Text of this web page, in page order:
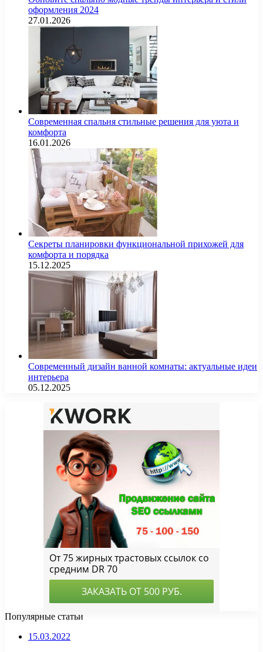
оформления 2024
27.01.2026
Современная спальня стильные решения для уюта и
комфорта
16.01.2026
Секреты планировки функциональной прихожей для
комфорта и порядка
15.12.2025
Современный дизайн ванной комнаты: актуальные идеи
интерьера
05.12.2025
Популярные статьи
15.03.2022